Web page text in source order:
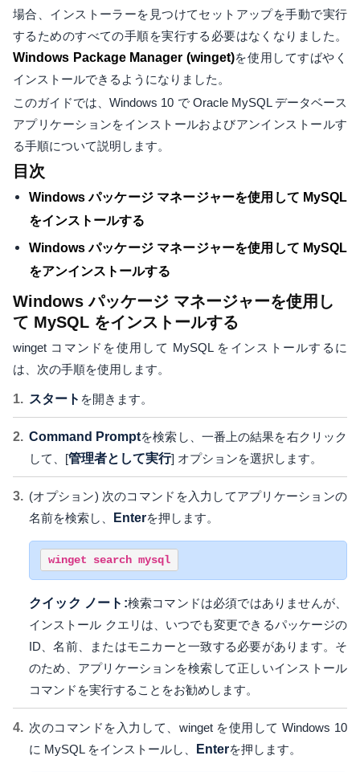
場合、インストーラーを見つけてセットアップを手動で実行
するためのすべての手順を実行する必要はなくなりました。
Windows Package Manager (winget)を使用してすばやく
インストールできるようになりました。
このガイドでは、Windows 10 で Oracle MySQL データベース
アプリケーションをインストールおよびアンインストールす
る手順について説明します。
目次
Windows パッケージ マネージャーを使用して MySQL
をインストールする
Windows パッケージ マネージャーを使用して MySQL
をアンインストールする
Windows パッケージ マネージャーを使用し
て MySQL をインストールする
winget コマンドを使用して MySQL をインストールするに
は、次の手順を使用します。
スタート を開きます。
Command Promptを検索し、一番上の結果を右クリック
して、[管理者として実行] オプションを選択します。
(オプション) 次のコマンドを入力してアプリケーションの
名前を検索し、
Enterを押します。
winget search mysql
クイック ノート:検索コマンドは必須ではありませんが、
インストール クエリは、いつでも変更できるパッケージの
ID、名前、またはモニカーと一致する必要があります。そ
のため、アプリケーションを検索して正しいインストール
コマンドを実行することをお勧めします。
次のコマンドを入力して、winget を使用して Windows 10
に MySQL をインストールし、
Enterを押します。